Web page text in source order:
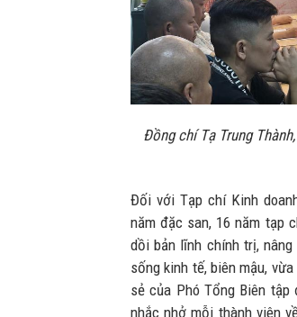
Đồng chí Tạ Trung
Đối với Tạp chí Kinh
năm đặc san, 16 năm tạp
dồi bản lĩnh chính trị,
sống kinh tế, biên mậu,
sẻ của Phó Tổng Biên
nhắc nhở mỗi thành viên